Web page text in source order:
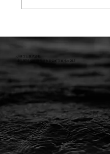
らせ
小林ゴム株式会社
441-8016 愛知県豊橋市新栄町字東小向76-1
TEL:0532-31-4646
FAX:0532-32-6810